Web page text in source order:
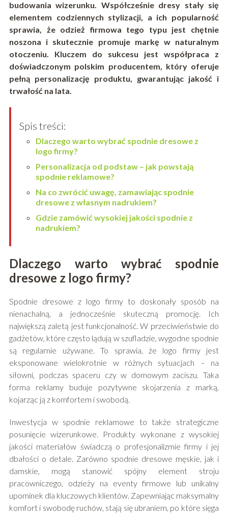
budowania wizerunku. Współcześnie dresy stały się
elementem codziennych stylizacji, a ich popularność
sprawia, że odzież firmowa tego typu jest chętnie
noszona i skutecznie promuje markę w naturalnym
otoczeniu. Kluczem do sukcesu jest współpraca z
doświadczonym polskim producentem, który oferuje
pełną personalizację produktu, gwarantując jakość i
trwałość na lata.
Spis treści:
Dlaczego warto wybrać spodnie dresowe z
logo firmy?
Personalizacja od podstaw – jak powstają
spodnie reklamowe?
Na co zwrócić uwagę, zamawiając spodnie
dresowe z własnym nadrukiem?
Gdzie zamówić wysokiej jakości spodnie z
nadrukiem?
Dlaczego warto wybrać spodnie
dresowe z logo firmy?
Spodnie dresowe z logo firmy to doskonały sposób na
nienachalną, a jednocześnie skuteczną promocję. Ich
największą zaletą jest funkcjonalność. W przeciwieństwie do
gadżetów, które często lądują w szufladzie, wygodne spodnie
są regularnie używane. To sprawia, że logo firmy jest
eksponowane wielokrotnie w różnych sytuacjach – na
siłowni, podczas spaceru czy w domowym zaciszu. Taka
forma reklamy buduje pozytywne skojarzenia z marką,
kojarząc ją z komfortem i swobodą.
Inwestycja w spodnie reklamowe to także strategiczne
posunięcie wizerunkowe. Produkty wykonane z wysokiej
jakości materiałów świadczą o profesjonalizmie firmy i jej
dbałości o detale. Zarówno spodnie dresowe męskie, jak i
damskie, mogą stanowić spójny element stroju
pracowniczego, odzieży na eventy firmowe lub unikalny
upominek dla kluczowych klientów. Zapewniając maksymalny
komfort i swobodę ruchów, stają się ubraniem, po które sięga